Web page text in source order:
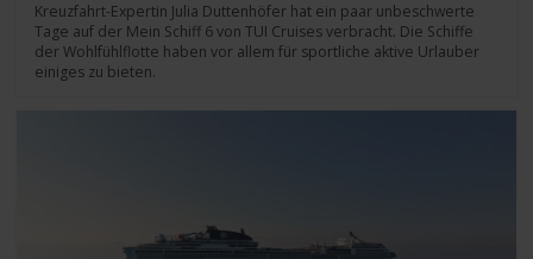
Kreuzfahrt-Expertin Julia Duttenhöfer hat ein paar unbeschwerte
Tage auf der Mein Schiff 6 von TUI Cruises verbracht. Die Schiffe
der Wohlfühlflotte haben vor allem für sportliche aktive Urlauber
einiges zu bieten.